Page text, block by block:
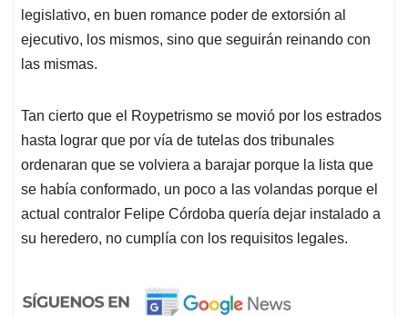
legislativo, en buen romance poder de extorsión al
ejecutivo, los mismos, sino que seguirán reinando con
las mismas.
Tan cierto que el Roypetrismo se movió por los estrados
hasta lograr que por vía de tutelas dos tribunales
ordenaran que se volviera a barajar porque la lista que
se había conformado, un poco a las volandas porque el
actual contralor Felipe Córdoba quería dejar instalado a
su heredero, no cumplía con los requisitos legales.